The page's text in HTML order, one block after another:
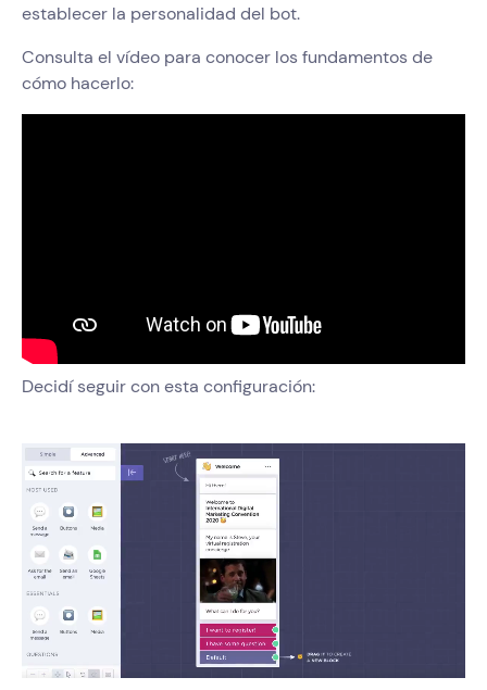
establecer la personalidad del bot.
Consulta el vídeo para conocer los fundamentos de
cómo hacerlo:
Decidí seguir con esta configuración: